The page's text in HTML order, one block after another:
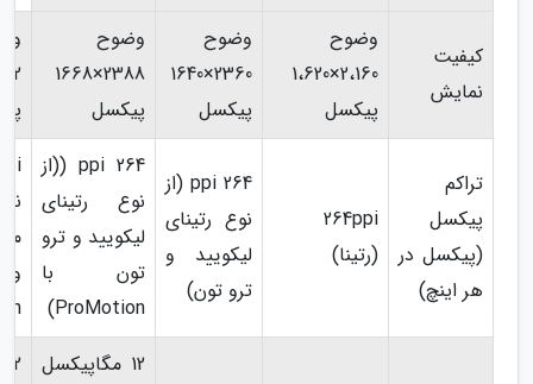
کیفیت
نمایش
وضوح
2،160×1،620
پیکسل
وضوح
2360×1640
پیکسل
وضوح
2388×1668
پیکسل
تراکم
پیکسل
(پیکسل در
هر اینچ)
264ppi
(رتینا)
264 ppi (از
نوع رتینای
لیکویید و
ترو تون)
264 ppi ((از
نوع رتینای
لیکویید و ترو
تون با
ProMotion)
و
12 مگاپیکسل